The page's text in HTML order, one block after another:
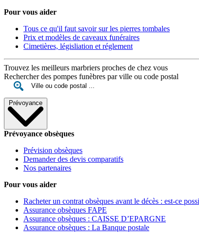
Pour vous aider
Tous ce qu'il faut savoir sur les pierres tombales
Prix et modèles de caveaux funéraires
Cimetières, législiation et réglement
Trouvez les meilleurs marbriers proches de chez vous
Rechercher des pompes funèbres par ville ou code postal
Prévoyance
Prévoyance obsèques
Prévision obsèques
Demander des devis comparatifs
Nos partenaires
Pour vous aider
Racheter un contrat obsèques avant le décès : est-ce
Assurance obsèques FAPE
Assurance obsèques : CAISSE D’EPARGNE
Assurance obsèques : La Banque postale